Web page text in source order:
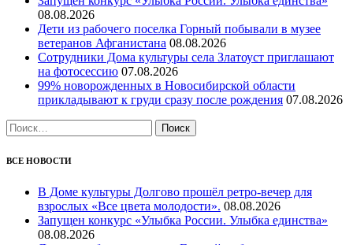
08.08.2026
Дети из рабочего поселка Горный побывали в музее
ветеранов Афганистана 08.08.2026
Сотрудники Дома культуры села Златоуст приглашают
на фотосессию 07.08.2026
99% новорожденных в Новосибирской области
прикладывают к груди сразу после рождения 07.08.2026
Найти:
ВСЕ НОВОСТИ
В Доме культуры Долгово прошёл ретро-вечер для
взрослых «Все цвета молодости». 08.08.2026
Запущен конкурс «Улыбка России. Улыбка единства»
08.08.2026